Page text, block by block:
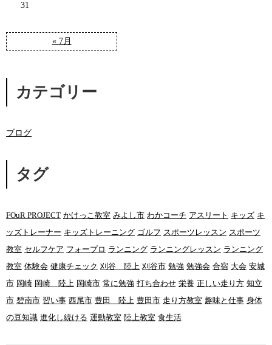
« 7月
31
カテゴリー
ブログ
タグ
FOuR PROJECT かけっこ教室 みよし市 わかコーチ アスリート キッズ キ
ッズトレーナー キッズトレーニング ゴルフ スポーツレッスン スポーツ
教室 セルフケア フォープロ ランニング ランニングレッスン ランニング
教室 体験会 健康チェック 刈谷 陸上 刈谷市 勉強 勉強会 合宿 大会 安城
市 岡崎 岡崎 陸上 岡崎市 常に勉強 打ち合わせ 栄養 正しい走り方 知立
市 碧南市 習い事 西尾市 豊田 陸上 豊田市 走り方教室 趣味と仕事 身体
の豆知識 進化し続ける 運動教室 陸上教室 食生活